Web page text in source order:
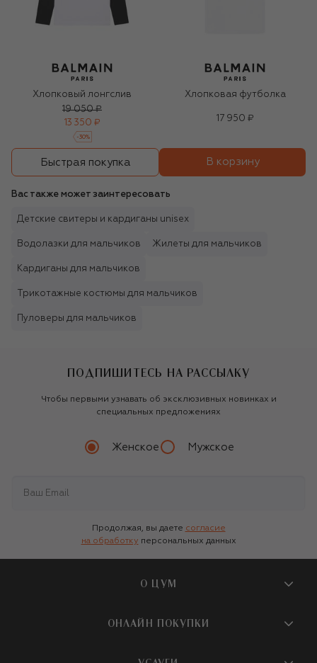
Хлопковый лонгслив
19 050 ₽
13 350 ₽
-30%
Хлопковая футболка
17 950 ₽
Быстрая покупка В корзину
Вас также может заинтересовать
Детские свитеры и кардиганы unisex
Водолазки для мальчиков Жилеты для мальчиков
Кардиганы для мальчиков
Трикотажные костюмы для мальчиков
Пуловеры для мальчиков
ПОДПИШИТЕСЬ НА РАССЫЛКУ
Чтобы первыми узнавать об эксклюзивных новинках и
специальных предложениях
Женское Мужское
Продолжая, вы даете согласие
на обработку персональных данных
О ЦУМ
О магазине
ОНЛАЙН ПОКУПКИ